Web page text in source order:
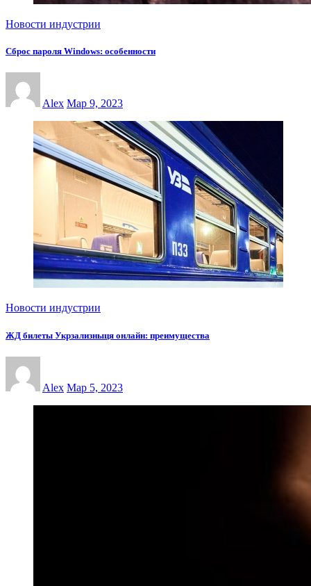
Новости индустрии
Сброс пароля Windows: особенности
Alex Мар 9, 2023
Новости индустрии
ЖД билеты Укрзализныця онлайн: преимущества
Alex Мар 5, 2023